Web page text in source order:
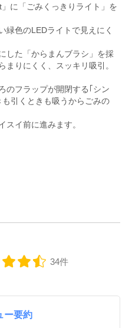
に「ごみくっきりライト」を
緑色のLEDライトで見えにく
した「からまんブラシ」を採
まりにくく、スッキリ吸引。
のフラップが開閉する｢シン
引くときも吸うからごみの
スイ前に進みます。
34件
ー要約